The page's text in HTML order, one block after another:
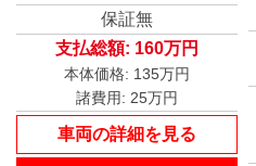
保証無
支払総額: 160万円
本体価格: 135万円
諸費用: 25万円
車両の詳細を見る